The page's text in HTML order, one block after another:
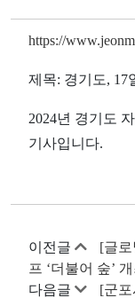
https://
제목: 경기도, 17
2024년 경기도
기사입니다.
이전글
[글
프 ‘더불어 숲’ 개
다음글
[군